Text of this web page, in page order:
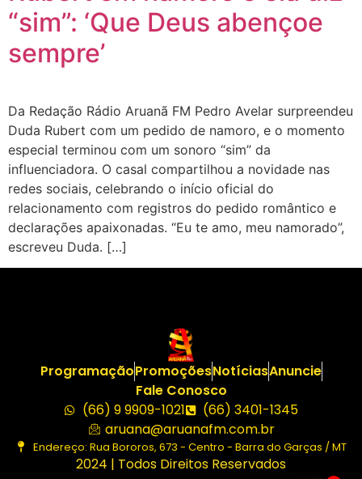
“sim”: ‘Que Deus abençoe
sempre’
Da Redação Rádio Aruanã FM Pedro Avelar surpreendeu
Duda Rubert com um pedido de namoro, e o momento
especial terminou com um sonoro “sim” da
influenciadora. O casal compartilhou a novidade nas
redes sociais, celebrando o início oficial do
relacionamento com registros do pedido romântico e
declarações apaixonadas. “Eu te amo, meu namorado”,
escreveu Duda. […]
ProgramaçãoPromoçõesNotíciasAnuncie
Fale Conosco
(66) 9 9909-1021
(66) 3401-1345
aruana@aruanafm.com.br
Endereço: Rua Bororos, 673 - Centro - Barra do Garças / MT
2024 | Todos Direitos Reservados